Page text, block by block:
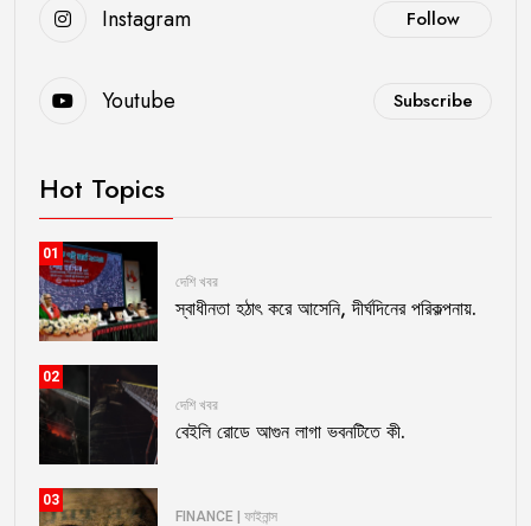
Instagram Follow
Youtube Subscribe
Hot Topics
01
দেশি খবর
স্বাধীনতা হঠাৎ করে আসেনি, দীর্ঘদিনের পরিকল্পনায়.
02
দেশি খবর
বেইলি রোডে আগুন লাগা ভবনটিতে কী.
03
FINANCE | ফাইনান্স